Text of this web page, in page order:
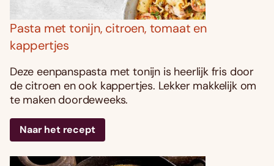
Pasta met tonijn, citroen, tomaat en
kappertjes
Deze eenpanspasta met tonijn is heerlijk fris door
de citroen en ook kappertjes. Lekker makkelijk om
te maken doordeweeks.
Naar het recept